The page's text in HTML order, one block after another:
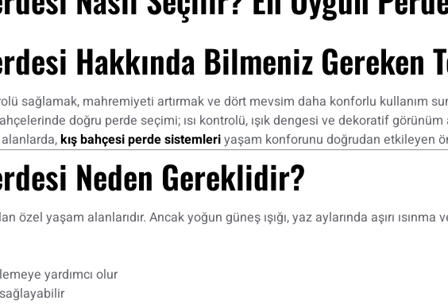
Hakkında Bilmeniz Gereken
sağlamak, mahremiyeti artırmak ve dört mevsim daha konforlu kullanım
doğru perde seçimi; ısı kontrolü, ışık dengesi ve dekoratif
kış bahçesi perde sistemleriyaşam konforunu doğrudan etkileyen
Neden Gereklidir?
özel yaşam alanlarıdır. Ancak yoğun güneş ışığı, yaz aylarında aşırı
yardımcı olur
sağlayabilir